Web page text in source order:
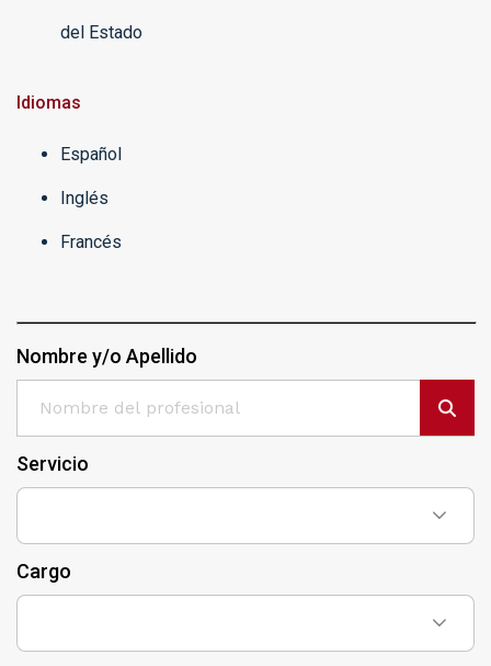
del Estado
Idiomas
Español
Inglés
Francés
Nombre y/o Apellido
Servicio
Cargo